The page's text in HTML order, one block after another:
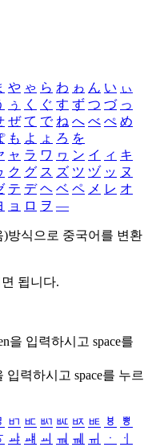
や ゃ ら わ ゎ ん い ぃ
ぅ く ぐ す ず つ づ っ
ぜ て で ね へ べ ぺ め
も よ ょ ろ を
ャ ラ ワ ヮ ン イ ィ キ
ク グ ス ズ ツ ヅ ッ ヌ
テ デ ヘ ベ ペ メ レ オ
ョ ロ ヲ ―
)방식으로 중국어를 변환
됩니다.
을 입력하시고 space를
입력하시고 space를 누르
ㅲ ㅳ ㅴ ㅵ ㅶ ㅷ ㅸ
ㅹ
ㆇ ㆈ ㆉ ㆊ ㆋ ㆌ ㆍ
ㆎ